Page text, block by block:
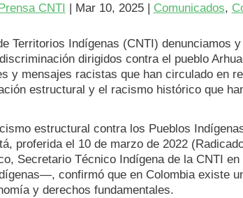
CNTI | Mar 10, 2025| Comunicados,
Territorios Indígenas (CNTI) denunciamos
dirigidos contra el pueblo
y mensajes racistas que han circulado en
estructural y el racismo histórico que
estructural contra los Pueblos
proferida el 10 de marzo de 2022
Secretario Técnico Indígena de la CNTI
confirmó que en Colombia existe
y derechos fundamentales.